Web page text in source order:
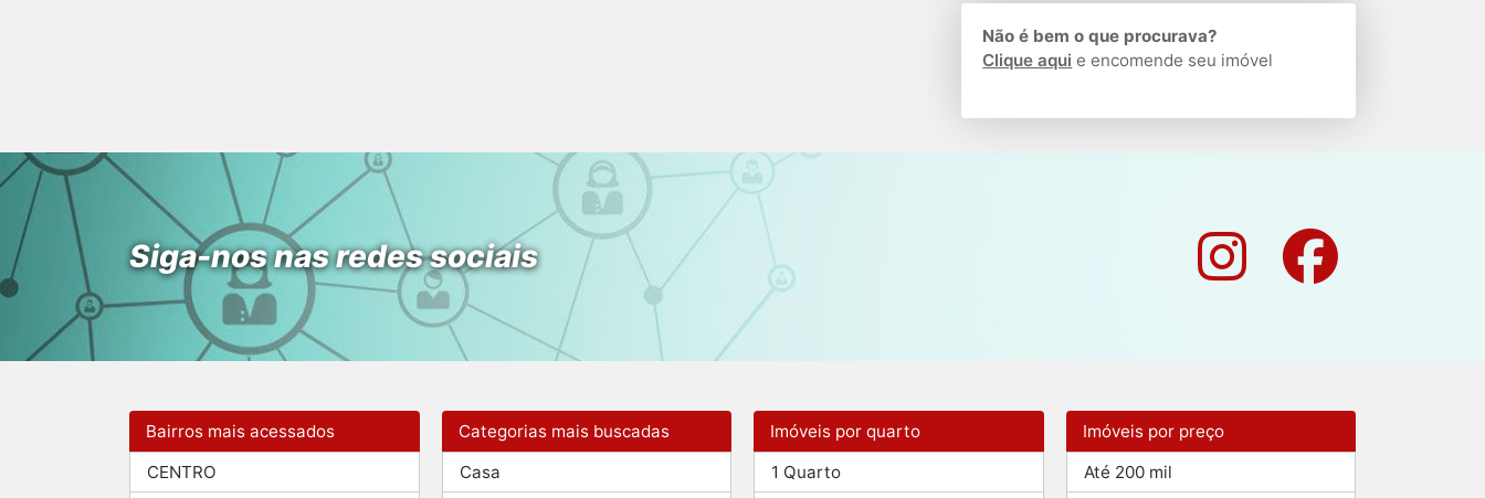
Não é bem o que procurava?
Clique aqui e encomende seu imóvel
Siga-nos nas redes sociais
Bairros mais acessados
CENTRO
Categorias mais buscadas
Casa
Imóveis por quarto
1 Quarto
Imóveis por preço
Até 200 mil